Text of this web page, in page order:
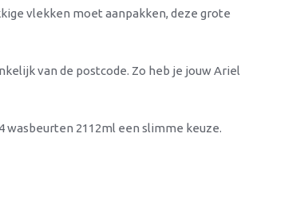
vlekken moet aanpakken, deze grote
van de postcode. Zo heb je jouw Ariel
2112ml een slimme keuze.